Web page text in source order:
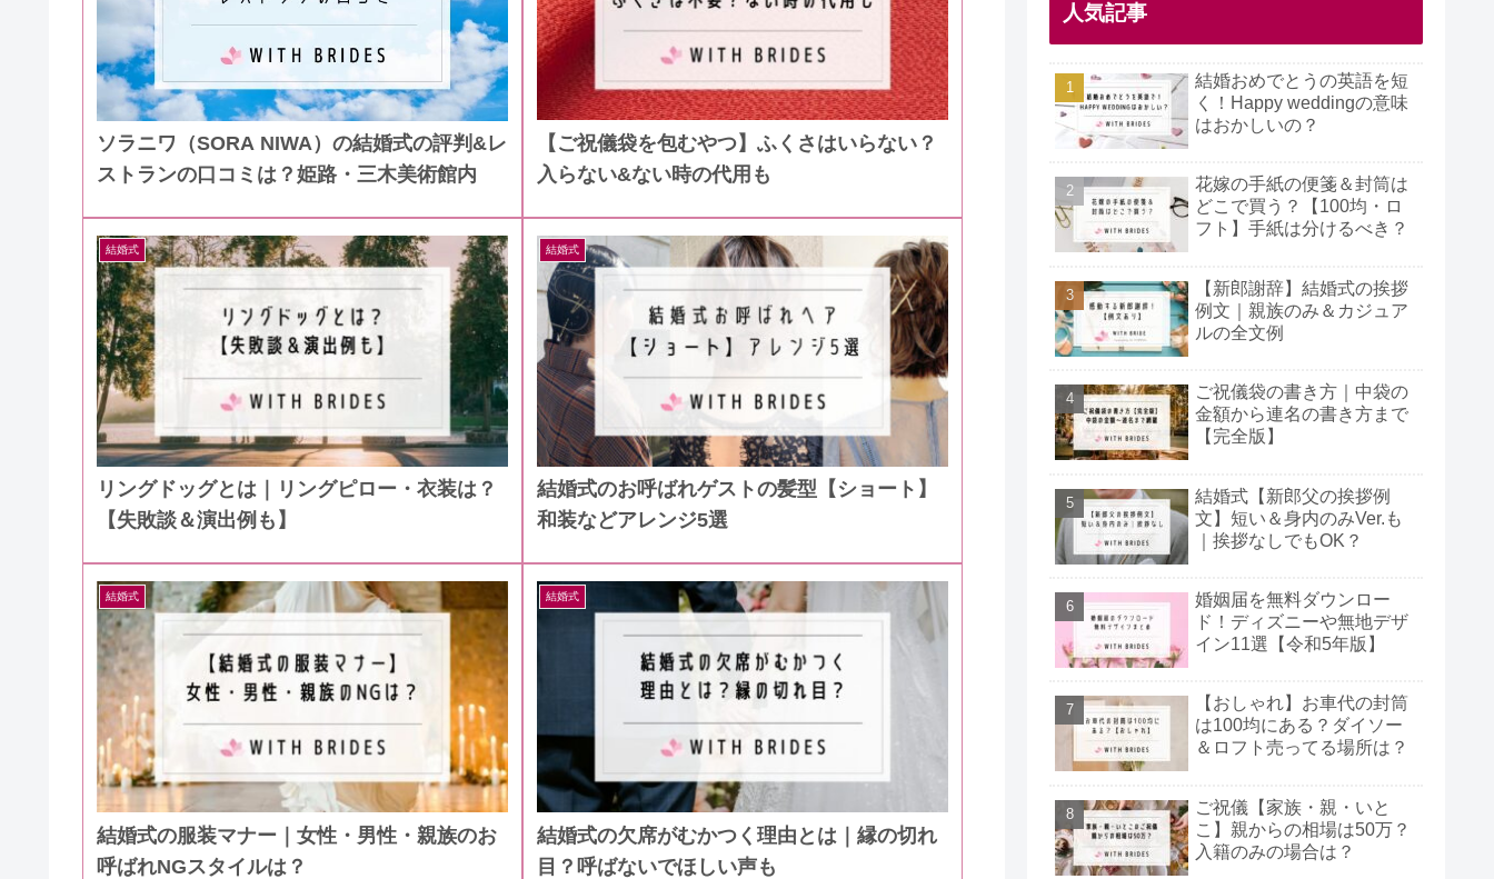
ソラニワ（SORA NIWA）の結婚式の評判&レ
ストランの口コミは？姫路・三木美術館内
【ご祝儀袋を包むやつ】ふくさはいらない？
入らない&ない時の代用も
結婚式
リングドッグとは｜リングピロー・衣装は？
【失敗談＆演出例も】
結婚式
結婚式のお呼ばれゲストの髪型【ショート】
和装などアレンジ5選
結婚式
結婚式の服装マナー｜女性・男性・親族のお
呼ばれNGスタイルは？
結婚式
結婚式の欠席がむかつく理由とは｜縁の切れ
目？呼ばないでほしい声も
人気記事
結婚おめでとうの英語を短
く！Happy weddingの意味
はおかしいの？
花嫁の手紙の便箋＆封筒は
どこで買う？【100均・ロ
フト】手紙は分けるべき？
【新郎謝辞】結婚式の挨拶
例文｜親族のみ＆カジュア
ルの全文例
ご祝儀袋の書き方｜中袋の
金額から連名の書き方まで
【完全版】
結婚式【新郎父の挨拶例
文】短い＆身内のみVer.も
｜挨拶なしでもOK？
婚姻届を無料ダウンロー
ド！ディズニーや無地デザ
イン11選【令和5年版】
【おしゃれ】お車代の封筒
は100均にある？ダイソー
＆ロフト売ってる場所は？
ご祝儀【家族・親・いと
こ】親からの相場は50万？
入籍のみの場合は？